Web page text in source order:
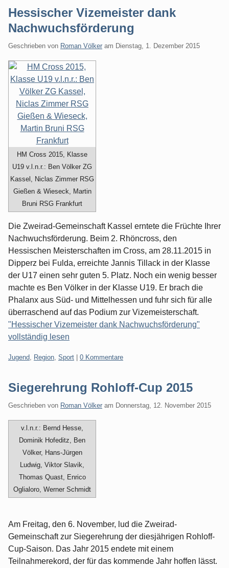
Hessischer Vizemeister dank
Nachwuchsförderung
Geschrieben von Roman Völker am Dienstag, 1. Dezember 2015
HM Cross 2015, Klasse
U19 v.l.n.r.: Ben Völker ZG
Kassel, Niclas Zimmer RSG
Gießen & Wieseck, Martin
Bruni RSG Frankfurt
Die Zweirad-Gemeinschaft Kassel erntete die Früchte Ihrer
Nachwuchsförderung. Beim 2. Rhöncross, den
Hessischen Meisterschaften im Cross, am 28.11.2015 in
Dipperz bei Fulda, erreichte Jannis Tillack in der Klasse
der U17 einen sehr guten 5. Platz. Noch ein wenig besser
machte es Ben Völker in der Klasse U19. Er brach die
Phalanx aus Süd- und Mittelhessen und fuhr sich für alle
überraschend auf das Podium zur Vizemeisterschaft.
"Hessischer Vizemeister dank Nachwuchsförderung"
vollständig lesen
Kategorien:
Jugend Region Sport 0 Kommentare
Siegerehrung Rohloff-Cup 2015
Geschrieben von Roman Völker am Donnerstag, 12. November 2015
v.l.n.r.: Bernd Hesse,
Dominik Hofeditz, Ben
Völker, Hans-Jürgen
Ludwig, Viktor Slavik,
Thomas Quast, Enrico
Oglialoro, Werner Schmidt
Am Freitag, den 6. November, lud die Zweirad-
Gemeinschaft zur Siegerehrung der diesjährigen Rohloff-
Cup-Saison. Das Jahr 2015 endete mit einem
Teilnahmerekord, der für das kommende Jahr hoffen lässt.